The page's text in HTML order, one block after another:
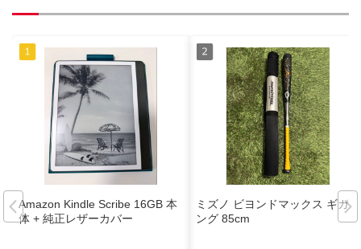
Amazon Kindle Scribe 16GB 本
体 + 純正レザーカバー
ミズノ ビヨンドマックス ギガキ
ング 85cm